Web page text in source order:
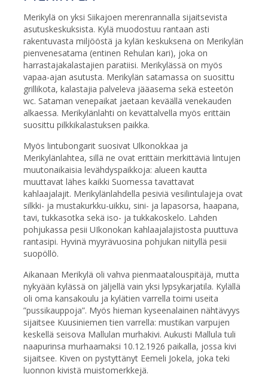
Merikylä on yksi Siikajoen merenrannalla sijaitsevista
asutuskeskuksista. Kylä muodostuu rantaan asti
rakentuvasta miljööstä ja kylän keskuksena on Merikylän
pienvenesatama (entinen Rehulan kari), joka on
harrastajakalastajien paratiisi. Merikylässä on myös
vapaa-ajan asutusta. Merikylän satamassa on suosittu
grillikota, kalastajia palveleva jääasema sekä esteetön
wc. Sataman venepaikat jaetaan keväällä venekauden
alkaessa. Merikylänlahti on kevättalvella myös erittäin
suosittu pilkkikalastuksen paikka.
Myös lintubongarit suosivat Ulkonokkaa ja
Merikylänlahtea, sillä ne ovat erittäin merkittäviä lintujen
muutonaikaisia levähdyspaikkoja: alueen kautta
muuttavat lähes kaikki Suomessa tavattavat
kahlaajalajit. Merikylänlahdella pesiviä vesilintulajeja ovat
silkki- ja mustakurkku-uikku, sini- ja lapasorsa, haapana,
tavi, tukkasotka sekä iso- ja tukkakoskelo. Lahden
pohjukassa pesii UIkonokan kahlaajalajistosta puuttuva
rantasipi. Hyvinä myyrävuosina pohjukan niityllä pesii
suopöllö.
Aikanaan Merikylä oli vahva pienmaatalouspitäjä, mutta
nykyään kylässä on jäljellä vain yksi lypsykarjatila. Kylällä
oli oma kansakoulu ja kylätien varrella toimi useita
”pussikauppoja”. Myös hieman kyseenalainen nähtävyys
sijaitsee Kuusiniemen tien varrella: mustikan varpujen
keskellä seisova Mallulan murhakivi. Aukusti Mallula tuli
naapurinsa murhaamaksi 10.12.1926 paikalla, jossa kivi
sijaitsee. Kiven on pystyttänyt Eemeli Jokela, joka teki
luonnon kivistä muistomerkkejä.